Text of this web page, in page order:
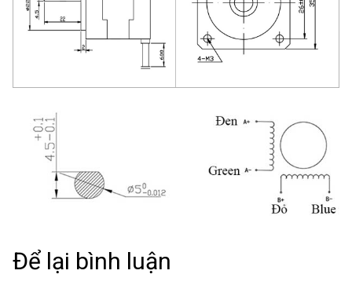
Để lại bình luận